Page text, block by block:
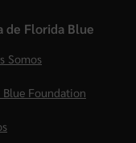
de Florida Blue
Somos
Blue Foundation